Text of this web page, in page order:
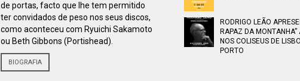
de portas, facto que lhe tem permitido
ter convidados de peso nos seus discos,
como aconteceu com Ryuichi Sakamoto
ou Beth Gibbons (Portishead).
BIOGRAFIA
RODRIGO LEÃO
RAPAZ DA
NOS COLISEUS DE
PORTO